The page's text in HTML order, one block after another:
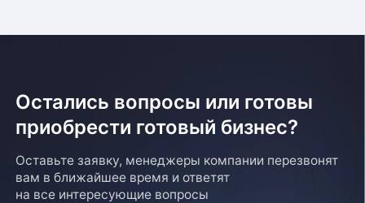
Остались вопросы или готовы
приобрести готовый бизнес?
Оставьте заявку, менеджеры компании перезвонят
вам в ближайшее время и ответят
на все интересующие вопросы